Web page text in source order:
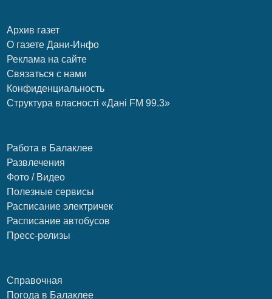
Архив газет
О газете Дани-Инфо
Реклама на сайте
Связаться с нами
Конфиденциальность
Структура власності «Дані FM 99.3»
Работа в Балаклее
Развлечения
Фото / Видео
Полезные сервисы
Расписание электричек
Расписание автобусов
Пресс-релизы
Справочная
Погода в Балаклее